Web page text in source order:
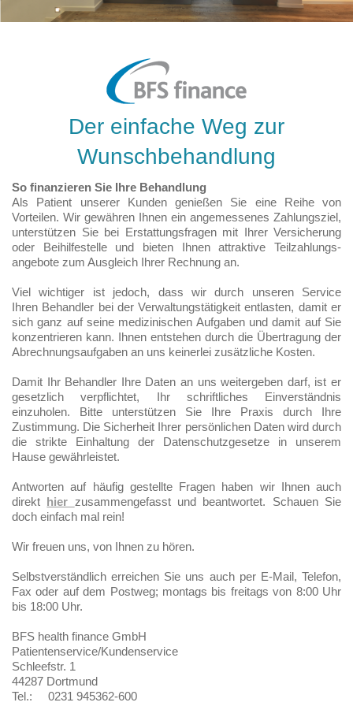
Der einfache Weg zur
Wunschbehandlung
So finanzieren Sie Ihre Behandlung
Als Patient unserer Kunden genießen Sie eine Reihe von
Vorteilen. Wir gewähren Ihnen ein angemessenes Zahlungsziel,
unterstützen Sie bei Erstattungsfragen mit Ihrer Versicherung
oder Beihilfestelle und bieten Ihnen attraktive Teilzahlungs-
angebote zum Ausgleich Ihrer Rechnung an.
Viel wichtiger ist jedoch, dass wir durch unseren Service
Ihren Behandler bei der Verwaltungstätigkeit entlasten, damit er
sich ganz auf seine medizinischen Aufgaben und damit auf Sie
konzentrieren kann. Ihnen entstehen durch die Übertragung der
Abrechnungsaufgaben an uns keinerlei zusätzliche Kosten.
Damit Ihr Behandler Ihre Daten an uns weitergeben darf, ist er
gesetzlich verpflichtet, Ihr schriftliches Einverständnis
einzuholen. Bitte unterstützen Sie Ihre Praxis durch Ihre
Zustimmung. Die Sicherheit Ihrer persönlichen Daten wird durch
die strikte Einhaltung der Datenschutzgesetze in unserem
Hause gewährleistet.
Antworten auf häufig gestellte Fragen haben wir Ihnen auch
direkt hier zusammengefasst und beantwortet. Schauen Sie
doch einfach mal rein!
Wir freuen uns, von Ihnen zu hören.
Selbstverständlich erreichen Sie uns auch per E-Mail, Telefon,
Fax oder auf dem Postweg; montags bis freitags von 8:00 Uhr
bis 18:00 Uhr.
BFS health finance GmbH
Patientenservice/Kundenservice
Schleefstr. 1
44287 Dortmund
Tel.: 0231 945362-600